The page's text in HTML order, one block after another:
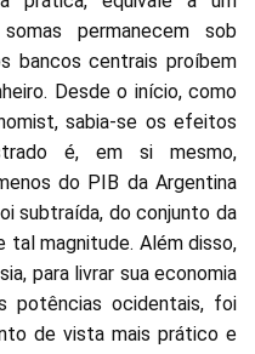
permanecem sob
bancos centrais proíbem
Desde o início, como
sabia-se os efeitos
é, em si mesmo,
do PIB da Argentina
subtraída, do conjunto da
tal magnitude. Além disso,
para livrar sua economia
potências ocidentais, foi
de vista mais prático e